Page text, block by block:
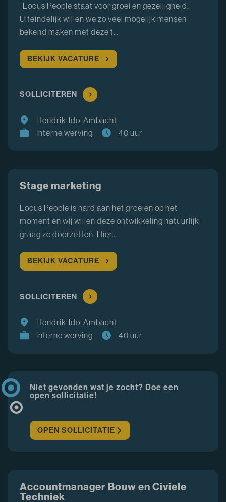
Locus People staat voor groei en gezelligheid.
Uiteindelijk willen we zo veel mogelijk mensen
bekend maken met deze t…
BEKIJK VACATURE
SOLLICITEREN
Hendrik-Ido-Ambacht
Interne werving
40 uur
Stage marketing
Locus People is hard aan het groeien op het
moment en wij willen deze ontwikkeling natuurlijk
graag zo doorzetten. Hier…
BEKIJK VACATURE
SOLLICITEREN
Hendrik-Ido-Ambacht
Interne werving
40 uur
Niet gevonden wat je zocht? Doe een
open sollicitatie!
OPEN SOLLICITATIE
Accountmanager Bouw en Civiele
Techniek